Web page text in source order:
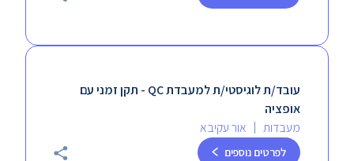
עובד/ת לוגיסטי/ת למעבדת QC - תקן זמני עם
אופציה
אור עקיבא
מעבדות
לפרטים נוספים